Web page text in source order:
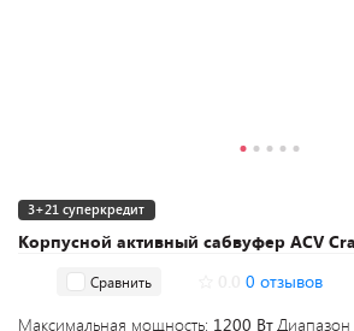
Корпусной активный сабвуфер ACV
3+21 суперкредит
Сравнить 0 отзывов
Максимальная мощность: 1200 ВтДиапазон